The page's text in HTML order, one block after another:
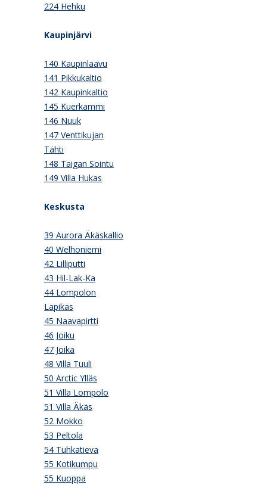
224 Hehku
Kaupinjärvi
140 Kaupinlaavu
141 Pikkukaltio
142 Kaupinkaltio
145 Kuerkammi
146 Nuuk
147 Venttikujan
Tähti
148 Taigan Sointu
149 Villa Hukas
Keskusta
39 Aurora Äkäskallio
40 Welhoniemi
42 Lilliputti
43 Hil-Lak-Ka
44 Lompolon
Lapikas
45 Naavapirtti
46 Joiku
47 Joika
48 Villa Tuuli
50 Arctic Ylläs
51 Villa Lompolo
51 Villa Äkäs
52 Mokko
53 Peltola
54 Tuhkatieva
55 Kotikumpu
55 Kuoppa